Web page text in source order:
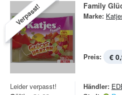
Verpasst! Family
Marke:
Preis: €
Leider verpasst!
Händler: